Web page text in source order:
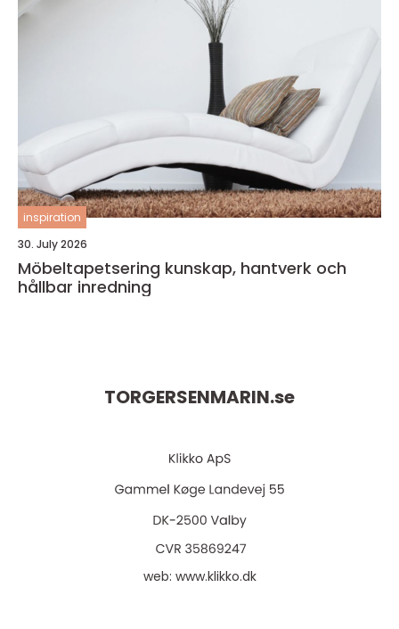
inspiration
30. July 2026
Möbeltapetsering kunskap, hantverk och
hållbar inredning
TORGERSENMARIN.se
web: www.klikko.dk